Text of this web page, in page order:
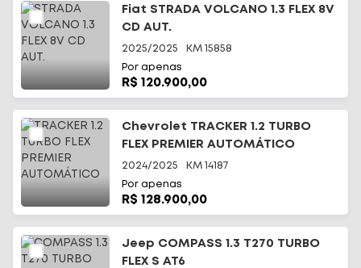
Início
Todos os carros
Telefone
(48) 3113-2010
(48) 99644-0085
Fiat STRADA VOLCANO 1.3 FLEX 8V
CD AUT.
2025/2025 KM 15858
Por apenas
R$ 120.900,00
Chevrolet TRACKER 1.2 TURBO
FLEX PREMIER AUTOMÁTICO
2024/2025 KM 14187
Por apenas
R$ 128.900,00
Jeep COMPASS 1.3 T270 TURBO
FLEX S AT6